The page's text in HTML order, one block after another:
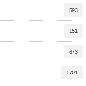
593
151
673
1701